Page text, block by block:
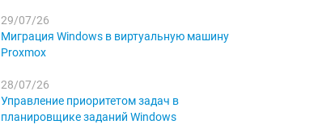
29/07/26
Миграция Windows в виртуальную машину
Proxmox
28/07/26
Управление приоритетом задач в
планировщике заданий Windows